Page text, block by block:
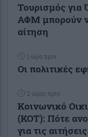
Τουρισμός για
ΑΦΜ μπορούν
αίτηση
1 ώρα πριν
Οι πολιτικές
2 ώρες πριν
Κοινωνικό
(ΚΟΤ): Πότε
για τις